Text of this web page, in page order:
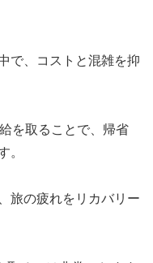
で、コストと混雑を抑
を取ることで、帰省
。
旅の疲れをリカバリー